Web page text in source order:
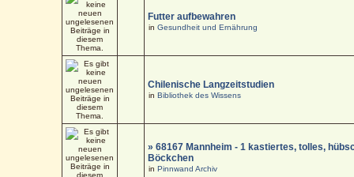
Futter aufbewahren
inGesundheit und Ernährung
Chilenische Langzeitstudien
inBibliothek des Wissens
» 68167 Mannheim - 1 kastiertes, tolles,
Böckchen
inPinnwand Archiv